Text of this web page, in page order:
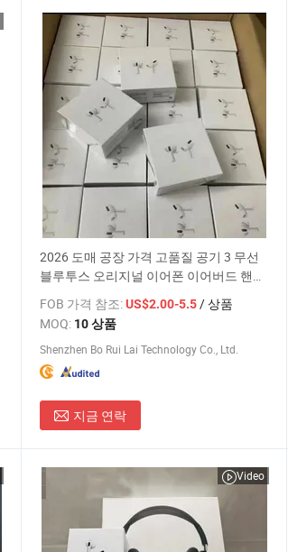
2026 도매 공장 가격 고품질 공기 3 무선
블루투스 오리지널 이어폰 이어버드 핸즈
프리 인이어 TWS 헤드폰 이어팟 진정한
무선 스테레오
FOB 가격 참조:US$2.00-5.5/ 상품
MOQ: 10 상품
Shenzhen Bo Rui Lai Technology Co., Ltd.
지금 연락
Video